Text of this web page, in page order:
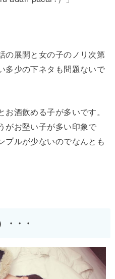
の展開と女の子のノリ次第
多少の下ネタも問題ないで
酒飲める子が多いです。
がお堅い子が多い印象で
プルが少ないのでなんとも
・・